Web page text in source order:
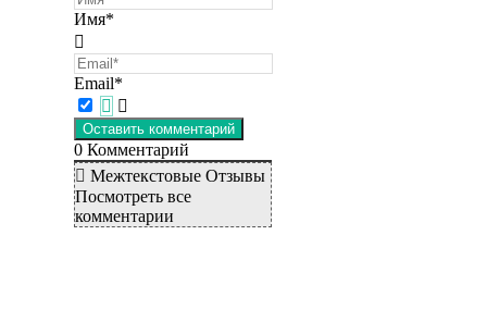
Имя*
Email*
0 Комментарий
Межтекстовые Отзывы
Посмотреть все
комментарии